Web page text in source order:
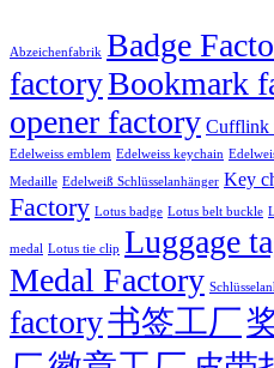
Abzeichenfabrik Badge
factoryBookmark
opener factory Cufflink
Edelweiss emblem Edelweiss keychain
Medaille Edelweiß Schlüsselanhänger Key
Factory Lotus badge Lotus belt buckle
medal Lotus tie clip Luggage
Medal Factory
factory书签工厂